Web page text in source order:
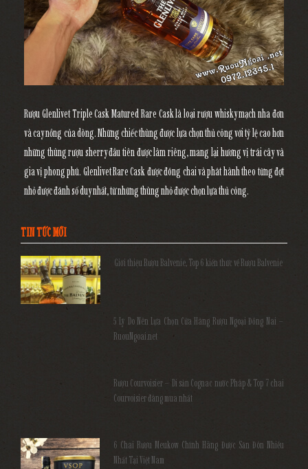
Rượu Glenlivet Triple Cask Matured Rare Cask là loại rượu whisky mạch nha đơn
và cay nồng của dòng. Những chiếc thùng được lựa chọn thủ công với tỷ lệ cao hơn
những thùng rượu sherry đầu tiên được làm riêng, mang lại hương vị trái cây và
gia vị phong phú. Glenlivet Rare Cask được đóng chai và phát hành theo từng đợt
nhỏ được đánh số duy nhất, từ những thùng nhỏ được chọn lựa thủ công.
TIN TỨC MỚI
Giới thiệu Rượu Balvenie, Top 6 kiến thức về Rượu Balvenie
5 Lý Do Nên Lựa Chọn Cửa Hàng Rượu Ngoại Đồng Nai –
RuouNgoai.net
Rượu Courvoisier – Di sản Cognac nước Pháp & Top 7 chai
Courvoisier đáng mua nhất
6 Chai Rượu Meukow Chính Hãng Được Săn Đón Nhiều
Nhất Tại Việt Nam